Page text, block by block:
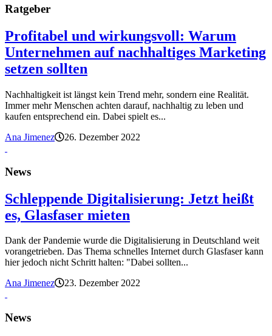
Ratgeber
Profitabel und wirkungsvoll: Warum
Unternehmen auf nachhaltiges Marketing
setzen sollten
Nachhaltigkeit ist längst kein Trend mehr, sondern eine Realität.
Immer mehr Menschen achten darauf, nachhaltig zu leben und
kaufen entsprechend ein. Dabei spielt es...
Ana Jimenez
26. Dezember 2022
News
Schleppende Digitalisierung: Jetzt heißt
es, Glasfaser mieten
Dank der Pandemie wurde die Digitalisierung in Deutschland weit
vorangetrieben. Das Thema schnelles Internet durch Glasfaser kann
hier jedoch nicht Schritt halten: "Dabei sollten...
Ana Jimenez
23. Dezember 2022
News